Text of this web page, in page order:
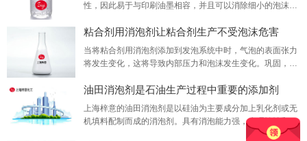
性，因此易于与印刷油墨相容，并且可以消除细小的泡沫。
非常方便。
粘合剂用消泡剂让粘合剂生产不受泡沫危害
当将粘合剂用消泡剂添加到发泡系统中时，气泡的表面张力
将发生变化，这将导致内部压力和泡沫发生变化。巩固，不
粘合剂的生产过程。
油田消泡剂是石油生产过程中重要的添加剂
上海梓意的油田消泡剂是以硅油为主要成分加上乳化剂或无
机填料配制而成的消泡剂。具有消泡能力强，生理惰性和良
好的高低温性能等优点，被广泛用于石油开采。